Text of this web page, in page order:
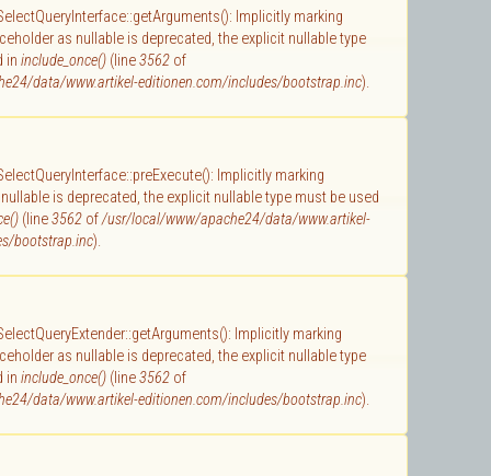
Implicitly marking
as nullable is deprecated, the explicit nullable type
in include_once() (line3562 of
data/www.artikel-editionen.com/includes/bootstrap.inc).
Implicitly marking
is deprecated, the explicit nullable type must be used
(line3562 of/usr/local/www/apache24/data/www.artikel-
bootstrap.inc).
Implicitly marking
as nullable is deprecated, the explicit nullable type
in include_once() (line3562 of
data/www.artikel-editionen.com/includes/bootstrap.inc).